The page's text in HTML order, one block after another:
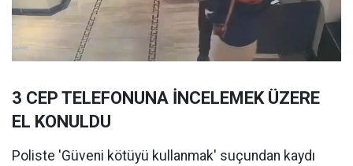
3 CEP TELEFONUNA İNCELEMEK ÜZERE
EL KONULDU
Poliste 'Güveni kötüyü kullanmak' suçundan kaydı